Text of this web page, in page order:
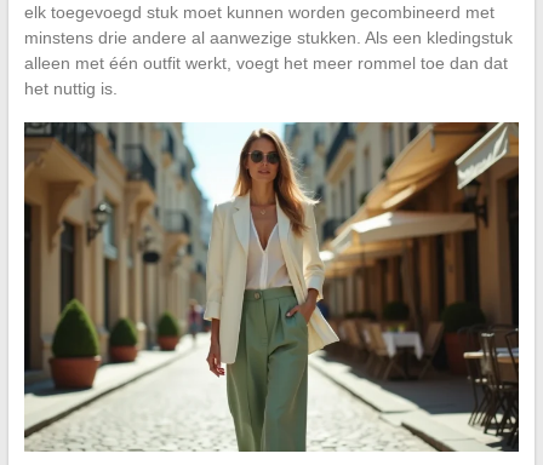
elk toegevoegd stuk moet kunnen worden gecombineerd met
minstens drie andere al aanwezige stukken. Als een kledingstuk
alleen met één outfit werkt, voegt het meer rommel toe dan dat
het nuttig is.